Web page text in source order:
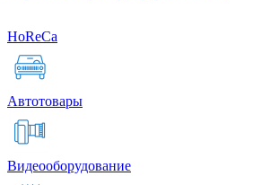
HoReCa
Автотовары
Видеооборудование